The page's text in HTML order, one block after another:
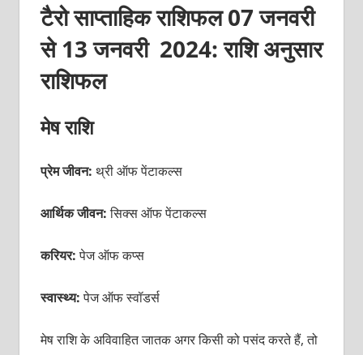
टैरो साप्ताहिक राशिफल 07 जनवरी
से 13 जनवरी 2024: राशि अनुसार
राशिफल
मेष राशि
प्रेम जीवन: थ्री ऑफ पेंटाकल्‍स
आर्थिक जीवन:सिक्‍स ऑफ पेंटाकल्‍स
करियर:पेज ऑफ कप्‍स
स्वास्थ्य: पेज ऑफ स्‍वॉडर्स
मेष राशि के अविवाहित जातक अगर किसी को पसंद करते हैं, तो